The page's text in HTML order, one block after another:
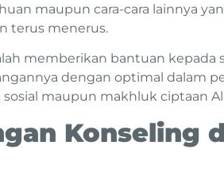
maupun cara-cara lainnya
terus menerus.
memberikan bantuan kepada
dengan optimal dalam
maupun makhluk ciptaan
Konseling